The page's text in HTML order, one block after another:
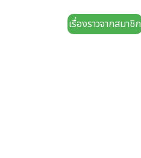
เรื่องราวจากสมาชิก